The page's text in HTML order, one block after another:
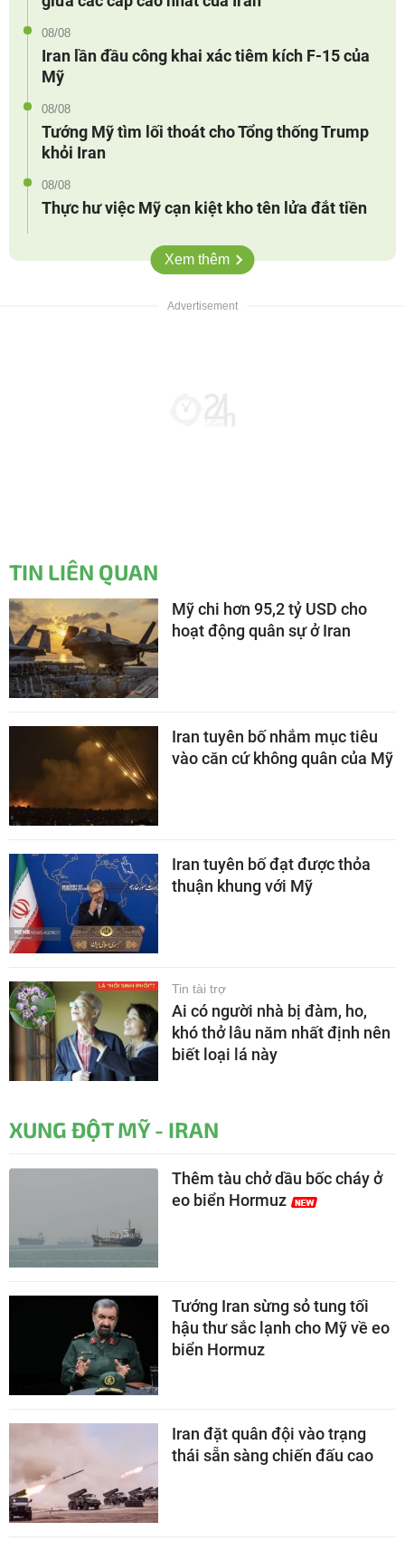
08/08
Iran lần đầu công khai xác tiêm kích F-15 của
Mỹ
08/08
Tướng Mỹ tìm lối thoát cho Tổng thống Trump
khỏi Iran
08/08
Thực hư việc Mỹ cạn kiệt kho tên lửa đắt tiền
Xem thêm
TIN LIÊN QUAN
Mỹ chi hơn 95,2 tỷ USD cho
hoạt động quân sự ở Iran
Iran tuyên bố nhắm mục tiêu
vào căn cứ không quân của Mỹ
Iran tuyên bố đạt được thỏa
thuận khung với Mỹ
Tin tài trợ
Ai có người nhà bị đàm, ho,
khó thở lâu năm nhất định nên
biết loại lá này
XUNG ĐỘT MỸ - IRAN
Thêm tàu chở dầu bốc cháy ở
eo biển Hormuz
Tướng Iran sừng sỏ tung tối
hậu thư sắc lạnh cho Mỹ về eo
biển Hormuz
Iran đặt quân đội vào trạng
thái sẵn sàng chiến đấu cao